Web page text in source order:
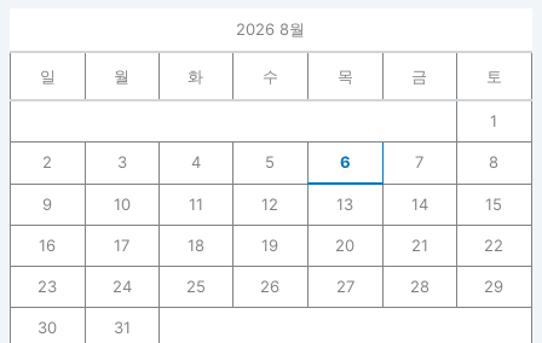
2026 8월
일 월 화 수 목 금 토
1
2 3 4 5 6 7 8
9 10 11 12 13 14 15
16 17 18 19 20 21 22
23 24 25 26 27 28 29
30 31